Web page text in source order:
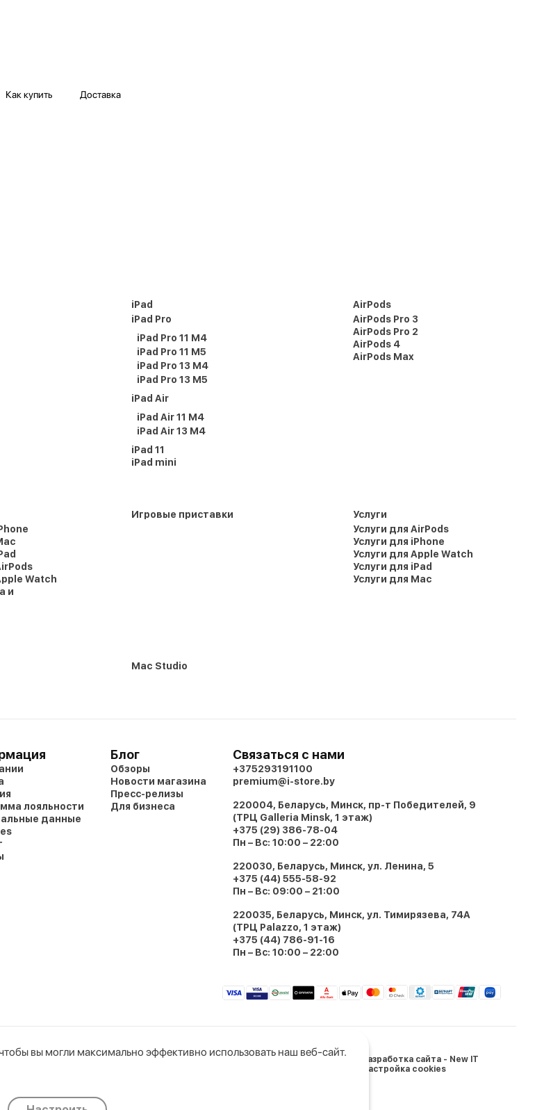
Как купить Доставка
iPad
iPad Pro
iPad Pro 11 M4
iPad Pro 11 M5
iPad Pro 13 M4
iPad Pro 13 M5
iPad Air
iPad Air 11 M4
iPad Air 13 M4
iPad 11
iPad mini
AirPods
AirPods Pro 3
AirPods Pro 2
AirPods 4
AirPods Max
Watch
и
Игровые приставки
Услуги
Услуги для AirPods
Услуги для iPhone
Услуги для Apple Watch
Услуги для iPad
Услуги для Mac
Mac Studio
лояльности
данные
Блог
Обзоры
Новости магазина
Пресс-релизы
Для бизнеса
Связаться с нами
+375293191100
premium@i-store.by
220004, Беларусь, Минск, пр-т Победителей, 9
(ТРЦ Galleria Minsk, 1 этаж)
+375 (29) 386-78-04
Пн – Вс: 10:00 – 22:00
220030, Беларусь, Минск, ул. Ленина, 5
+375 (44) 555-58-92
Пн – Вс: 09:00 – 21:00
220035, Беларусь, Минск, ул. Тимирязева, 74A
(ТРЦ Palazzo, 1 этаж)
+375 (44) 786-91-16
Пн – Вс: 10:00 – 22:00
Разработка сайта - New IT
Настройка cookies
вы могли максимально эффективно использовать наш веб-сайт.